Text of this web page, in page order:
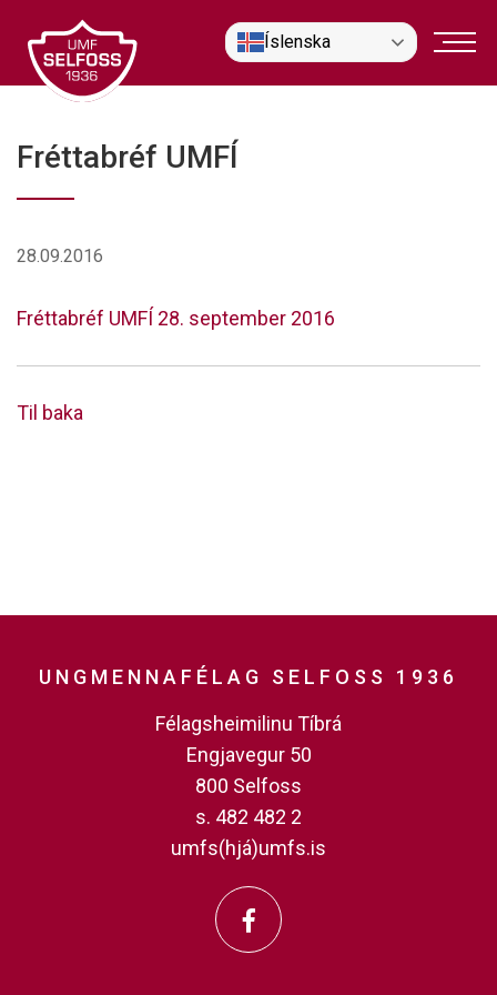
efni
Íslenska
Fréttabréf UMFÍ
28.09.2016
Fréttabréf UMFÍ 28. september 2016
Til baka
UNGMENNAFÉLAG SELFOSS 1936
Félagsheimilinu Tíbrá
Engjavegur 50
800 Selfoss
s. 482 482 2
umfs(hjá)umfs.is